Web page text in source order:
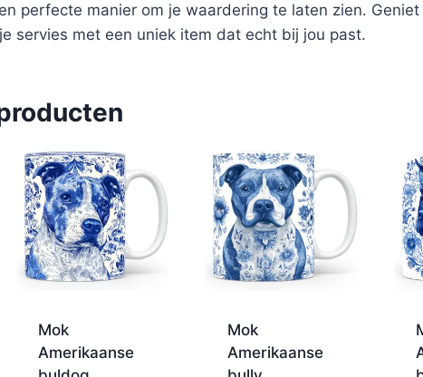
perfecte manier om je waardering te laten zien.
servies met een uniek item dat echt bij jou past.
Mok
Amerikaanse
Mok
Amerikaanse